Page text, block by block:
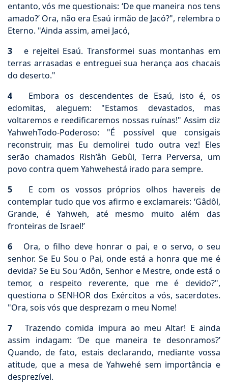
entanto, vós me questionais: ‘De que maneira nos tens
amado?’ Ora, não era Esaú irmão de Jacó?", relembra o
Eterno. "Ainda assim, amei Jacó,
3 e rejeitei Esaú. Transformei suas montanhas em
terras arrasadas e entreguei sua herança aos chacais
do deserto."
4 Embora os descendentes de Esaú, isto é, os
edomitas, aleguem: "Estamos devastados, mas
voltaremos e reedificaremos nossas ruínas!" Assim diz
YahwehTodo-Poderoso: "É possível que consigais
reconstruir, mas Eu demolirei tudo outra vez! Eles
serão chamados Rish’âh Gebûl, Terra Perversa, um
povo contra quem Yahwehestá irado para sempre.
5 E com os vossos próprios olhos havereis de
contemplar tudo que vos afirmo e exclamareis: ‘Gâdôl,
Grande, é Yahweh, até mesmo muito além das
fronteiras de Israel!’
6 Ora, o filho deve honrar o pai, e o servo, o seu
senhor. Se Eu Sou o Pai, onde está a honra que me é
devida? Se Eu Sou ‘Adôn, Senhor e Mestre, onde está o
temor, o respeito reverente, que me é devido?",
questiona o SENHOR dos Exércitos a vós, sacerdotes.
"Ora, sois vós que desprezam o meu Nome!
7 Trazendo comida impura ao meu Altar! E ainda
assim indagam: ‘De que maneira te desonramos?’
Quando, de fato, estais declarando, mediante vossa
atitude, que a mesa de Yahwehé sem importância e
desprezível.